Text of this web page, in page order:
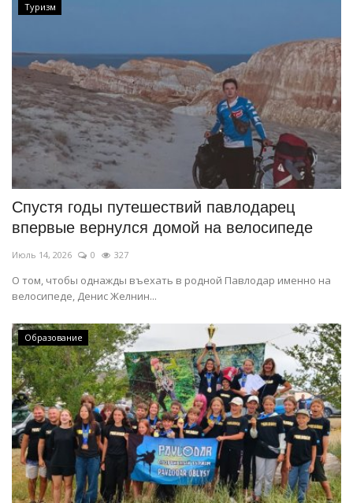
Туризм
Спустя годы путешествий павлодарец
впервые вернулся домой на велосипеде
Июль 14, 2026 0 327
О том, чтобы однажды въехать в родной Павлодар именно на
велосипеде, Денис Желнин...
Образование